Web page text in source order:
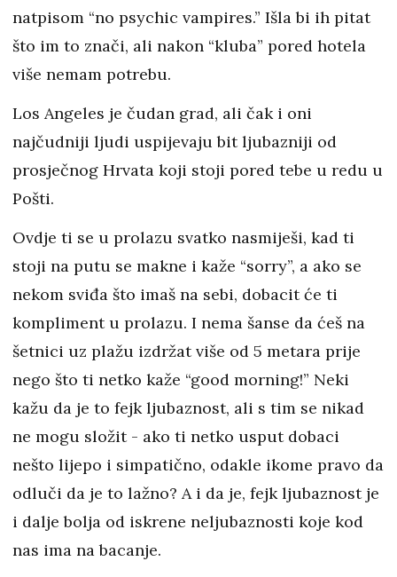
natpisom “no psychic vampires.” Išla bi ih pitat
što im to znači, ali nakon “kluba” pored hotela
više nemam potrebu.
Los Angeles je čudan grad, ali čak i oni
najčudniji ljudi uspijevaju bit ljubazniji od
prosječnog Hrvata koji stoji pored tebe u redu u
Pošti.
Ovdje ti se u prolazu svatko nasmiješi, kad ti
stoji na putu se makne i kaže “sorry”, a ako se
nekom sviđa što imaš na sebi, dobacit će ti
kompliment u prolazu. I nema šanse da ćeš na
šetnici uz plažu izdržat više od 5 metara prije
nego što ti netko kaže “good morning!” Neki
kažu da je to fejk ljubaznost, ali s tim se nikad
ne mogu složit - ako ti netko usput dobaci
nešto lijepo i simpatično, odakle ikome pravo da
odluči da je to lažno? A i da je, fejk ljubaznost je
i dalje bolja od iskrene neljubaznosti koje kod
nas ima na bacanje.